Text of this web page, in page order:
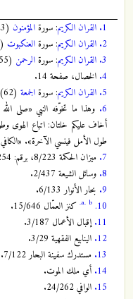
1. القران الكريم: سورةالمؤمنون (23)، الآية: 99 و 100، الصفحة:
2. القران الكريم: سورةالعنكبوت (29)، الآية: 57، الصفحة:
3. القران الكريم: سورةالرحمن (55)، الآية: 26 و 27، الصفحة:
4. الخصال، صفحة 14.
5. القران الكريم: سورةالجمعة (62)، الآية: 6 و 7، الصفحة:
6. وهذا ما تخوّفه النبي «صلى
أخاف عليكم خلتان: اتباع الهوى
طول الأمل فينسي الآخرة». «الكافي 8/58».
7. ميزان الحكمة 8/223، برقم: 19254.
8. وسائل الشيعة 2/437.
9. بحار الأنوار 6/133.
10.
a. b.
كنز العمّال 15/646.
11. إقبال الأعمال 3/187.
12. الينابيع الفقهية 3/29.
13. مستدرك سفينة البحار 7/122.
14. أي ملك الموت.
15. الوافي 24/262.